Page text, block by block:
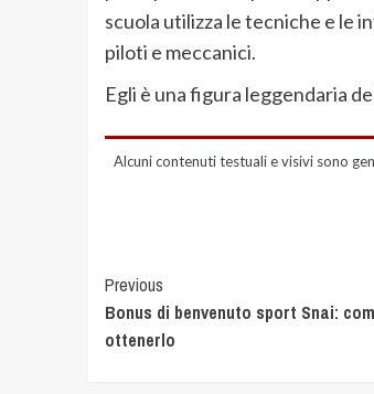
scuola utilizza le tecniche e le
piloti e meccanici.
Egli è una figura leggendaria
Alcuni contenuti testuali e visivi sono
Previous
Bonus di benvenuto sport Snai:
ottenerlo